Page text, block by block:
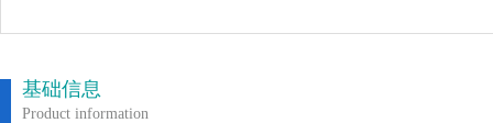
基础信息
Product information